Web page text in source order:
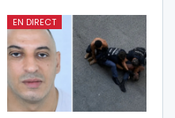
EN DIRECT